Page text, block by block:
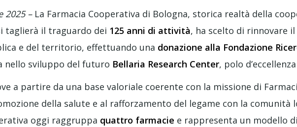
2025 –La Farmacia Cooperativa di Bologna, storica realtà della
taglierà il traguardo dei 125 anni di attività, ha scelto di rinnovare
e del territorio, effettuando una donazione alla Fondazione
nello sviluppo del futuro Bellaria Research Center, polo
a partire da una base valoriale coerente con la missione di
della salute e al rafforzamento del legame con la comunità
oggi raggruppa quattro farmacie e rappresenta un modello